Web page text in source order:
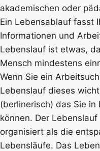
akademischen oder
Ein Lebensablauf fasst
Informationen und
Lebenslauf ist etwas,
Mensch mindestens
Wenn Sie ein
Lebenslauf dieses
(berlinerisch) das Sie
können. Der
organisiert als die
Lebensläufe. Das